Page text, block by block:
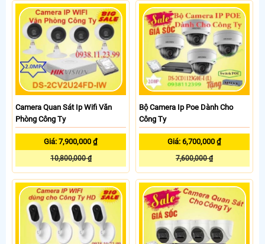
Camera Quan Sát Ip Wifi Văn
Phòng Công Ty
Giá: 7,900,000 ₫
10,800,000 ₫
Bộ Camera Ip Poe Dành Cho
Công Ty
Giá: 6,700,000 ₫
7,600,000 ₫